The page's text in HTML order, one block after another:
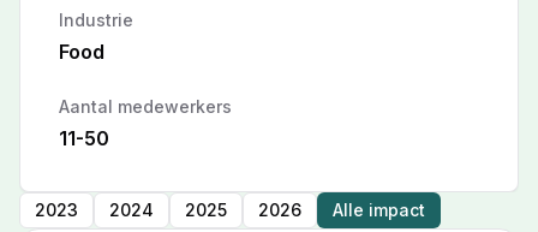
Industrie
Food
Aantal medewerkers
11-50
2023 2024 2025 2026 Alle impact